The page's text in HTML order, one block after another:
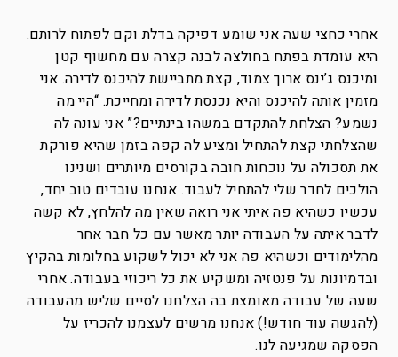
אחרי כחצי שעה אני שומע דפיקה בדלת וקם לפתוח לרותם.
היא עומדת בפתח בחולצה לבנה קצרה עם מחשוף קטן
ומיכנס ג’ינס ארוך צמוד, קצת מתביישת להיכנס לדירה. אני
מזמין אותה להיכנס והיא נכנסת לדירה ומחייכת. “היי מה
נשמע? הצלחת להתקדם במשהו בינתיים?” אני עונה לה
שהצלחתי קצת להתחיל ומציע לה קפה בזמן שהיא פורקת
את תסכולה על נוכחות חובה בקורסים מיותרים ושנינו
הולכים לחדר שלי להתחיל לעבוד. אנחנו עובדים טוב יחד,
עכשיו כשהיא פה איתי אני רואה שאין מה להלחץ, לא קשה
לדבר איתה על העבודה יותר מאשר עם כל חבר אחר
מהלימודים וכשהיא פה אני לא יכול לשקוע בחלומות בהקיץ
ובדמיונות על פנטזיה ומשקיע את כל ריכוזי בעבודה. אחרי
שעה של עבודה מאומצת בה הצלחנו לסיים שליש מהעבודה
(להגשה עוד חודש!) אנחנו מרשים לעצמנו להכריז על
הפסקה שמגיעה לנו.